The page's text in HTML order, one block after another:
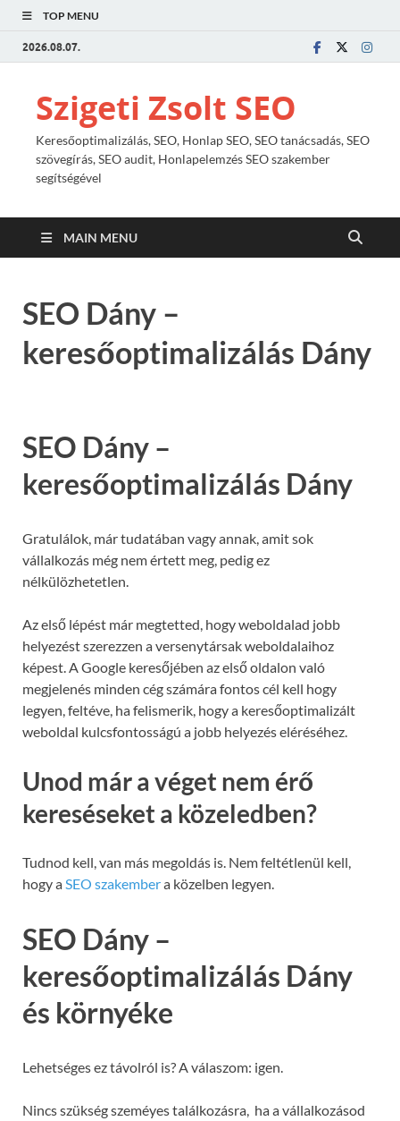
TOP MENU
2026.08.07.
Szigeti Zsolt SEO
Keresőoptimalizálás, SEO, Honlap SEO, SEO tanácsadás, SEO
szövegírás, SEO audit, Honlapelemzés SEO szakember
segítségével
MAIN MENU
SEO Dány –
keresőoptimalizálás Dány
SEO Dány –
keresőoptimalizálás Dány
Gratulálok, már tudatában vagy annak, amit sok
vállalkozás még nem értett meg, pedig ez
nélkülözhetetlen.
Az első lépést már megtetted, hogy weboldalad jobb
helyezést szerezzen a versenytársak weboldalaihoz
képest. A Google keresőjében az első oldalon való
megjelenés minden cég számára fontos cél kell hogy
legyen, feltéve, ha felismerik, hogy a keresőoptimalizált
weboldal kulcsfontosságú a jobb helyezés eléréséhez.
Unod már a véget nem érő
kereséseket a közeledben?
Tudnod kell, van más megoldás is. Nem feltétlenül kell,
hogy aSEO szakembera közelben legyen.
SEO Dány –
keresőoptimalizálás Dány
és környéke
Lehetséges ez távolról is? A válaszom: igen.
Nincs szükség szeméyes találkozásra, ha a vállalkozásod